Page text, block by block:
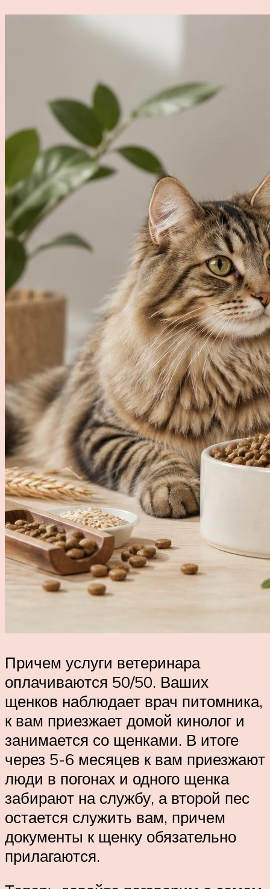
Причем услуги ветеринара
оплачиваются 50/50. Ваших
щенков наблюдает врач питомника,
к вам приезжает домой кинолог и
занимается со щенками. В итоге
через 5-6 месяцев к вам приезжают
люди в погонах и одного щенка
забирают на службу, а второй пес
остается служить вам, причем
документы к щенку обязательно
прилагаются.